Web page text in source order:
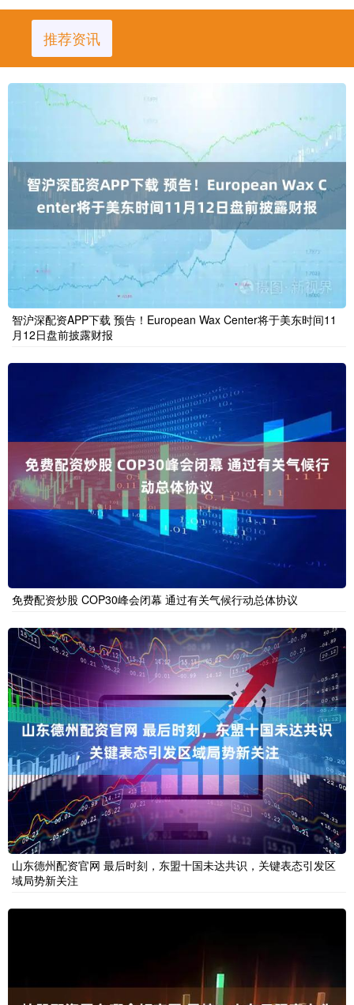
推荐资讯
智沪深配资APP下载 预告！European Wax Center将于美东时间11
月12日盘前披露财报
免费配资炒股 COP30峰会闭幕 通过有关气候行动总体协议
山东德州配资官网 最后时刻，东盟十国未达共识，关键表态引发区
域局势新关注